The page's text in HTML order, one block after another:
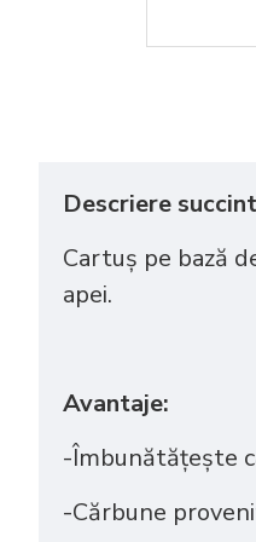
Descriere
Cartuș pe bază
apei.
Avantaje:
-Îmbunătățește
-Cărbune